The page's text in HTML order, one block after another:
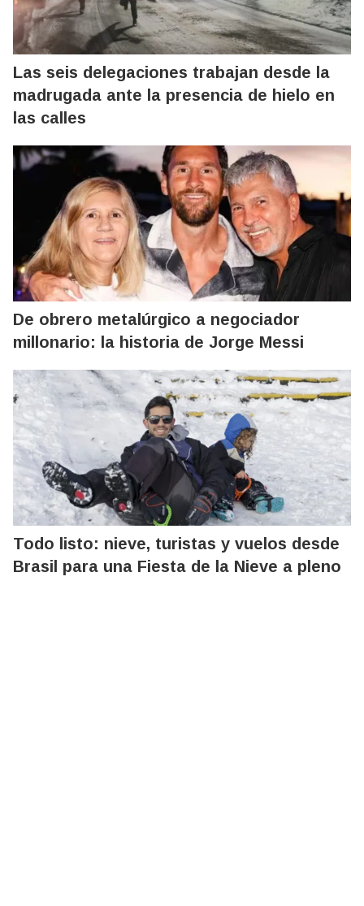
Las seis delegaciones trabajan desde la
madrugada ante la presencia de hielo en
las calles
De obrero metalúrgico a negociador
millonario: la historia de Jorge Messi
Todo listo: nieve, turistas y vuelos desde
Brasil para una Fiesta de la Nieve a pleno